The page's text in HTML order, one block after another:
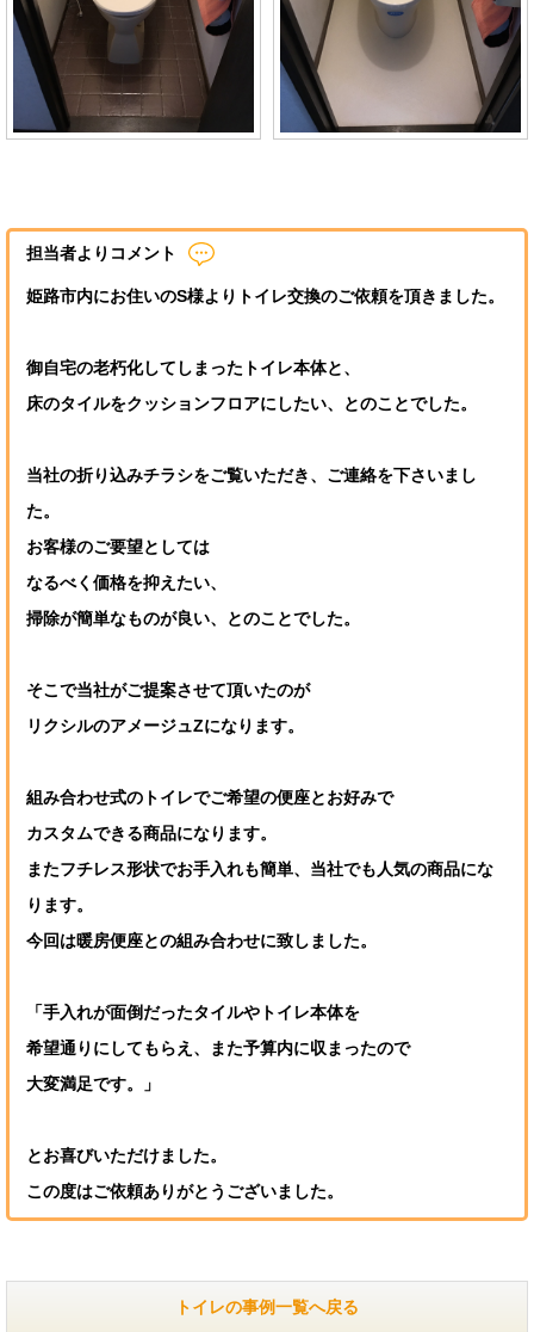
担当者よりコメント
姫路市内にお住いのS様よりトイレ交換のご依頼を頂きました。
御自宅の老朽化してしまったトイレ本体と、
床のタイルをクッションフロアにしたい、とのことでした。
当社の折り込みチラシをご覧いただき、ご連絡を下さいまし
た。
お客様のご要望としては
なるべく価格を抑えたい、
掃除が簡単なものが良い、とのことでした。
そこで当社がご提案させて頂いたのが
リクシルのアメージュZになります。
組み合わせ式のトイレでご希望の便座とお好みで
カスタムできる商品になります。
またフチレス形状でお手入れも簡単、当社でも人気の商品にな
ります。
今回は暖房便座との組み合わせに致しました。
「手入れが面倒だったタイルやトイレ本体を
希望通りにしてもらえ、また予算内に収まったので
大変満足です。」
とお喜びいただけました。
この度はご依頼ありがとうございました。
トイレの事例一覧へ戻る